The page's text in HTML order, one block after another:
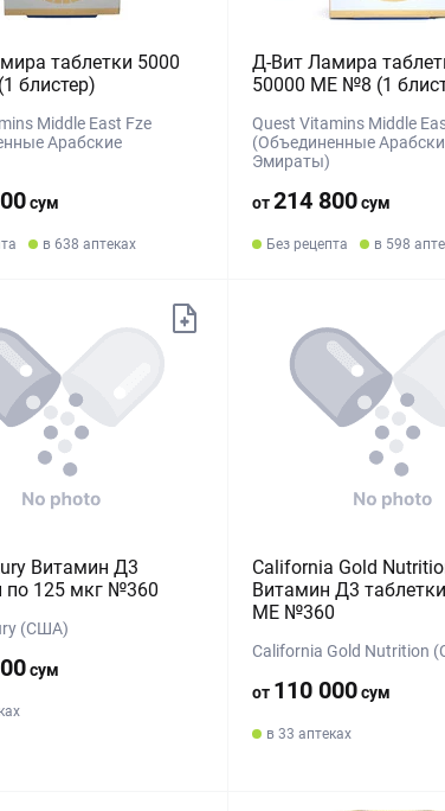
таблетки 5000
блистер)
Middle East Fze
Арабские
сум
в 638 аптеках
Д-Вит Ламира
50000 МЕ №8 (1
Quest Vitamins Middle
(Объединенные
Эмираты)
от214 800сум
Без рецепта в 598
Витамин Д3
по 125 мкг №360
(США)
сум
California Gold
Витамин Д3
МЕ №360
California Gold Nutrition
от 110 000сум
в 33 аптеках